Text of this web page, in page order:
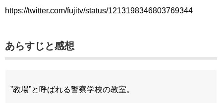
https://twitter.com/fujitv/status/1213198346803769344
あらすじと感想
”教場”と呼ばれる警察学校の教室。